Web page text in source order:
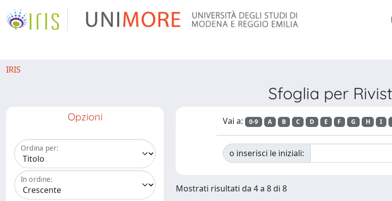
IRIS
Sfoglia per
Opzioni
Ordina per:
In ordine:
Vai a: 0-9 A B C D E F G H I
o inserisci le iniziali:
Mostrati risultati da 4 a 8 di 8